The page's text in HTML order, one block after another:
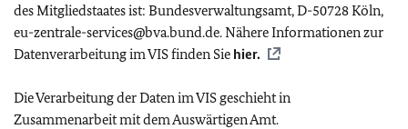
des Mitgliedstaates ist: Bundesverwaltungsamt, D-50728 Köln,
eu-zentrale-services@bva.bund.de. Nähere Informationen zur
Datenverarbeitung im VIS finden Sie hier.
Die Verarbeitung der Daten im VIS geschieht in
Zusammenarbeit mit dem Auswärtigen Amt.